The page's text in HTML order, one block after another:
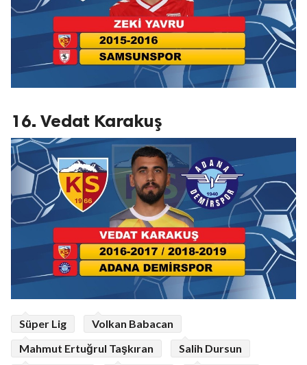
16. Vedat Karakuş
Süper Lig
Volkan Babacan
Mahmut Ertuğrul Taşkıran
Salih Dursun